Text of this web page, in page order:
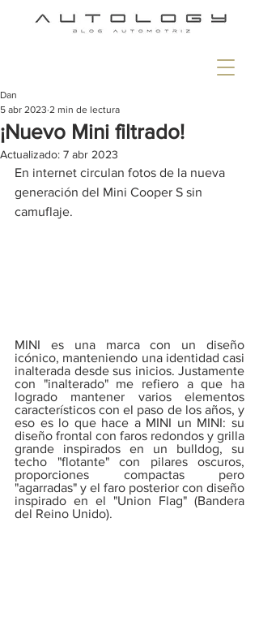
¡Nuevo Mini filtrado!
Dan
5 abr 2023 2 min de lectura
Actualizado: 7 abr 2023
En internet circulan fotos de la nueva
generación del Mini Cooper S sin
camuflaje.
MINI es una marca con un diseño
icónico, manteniendo una identidad casi
inalterada desde sus inicios. Justamente
con "inalterado" me refiero a que ha
logrado mantener varios elementos
característicos con el paso de los años, y
eso es lo que hace a MINI un MINI: su
diseño frontal con faros redondos y grilla
grande inspirados en un bulldog, su
techo "flotante" con pilares oscuros,
proporciones compactas pero
"agarradas" y el faro posterior con diseño
inspirado en el "Union Flag" (Bandera
del Reino Unido).